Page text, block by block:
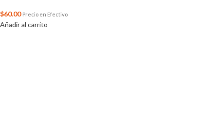
$60.00 Precio en Efectivo
Añadir al carrito